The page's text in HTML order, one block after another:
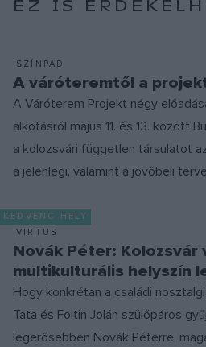
EZ IS
SZÍNPAD
A váróteremtől a
A Váróterem Projekt négy
alkotásról május 11. és 13. között
a kolozsvári független társulatot
a jelenlegi, valamint a jövőbeli
KEDVENC HELY
VIRTUS
Novák Péter: Kolozsvár
multikulturális helyszín
Hogy konkrétan a családi
Tata és Foltin Jolán szülőpáros
legerősebben Novák Péterre,